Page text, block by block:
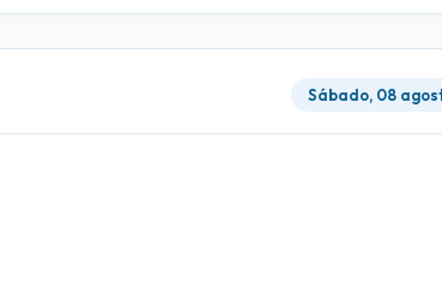
Sábado, 08